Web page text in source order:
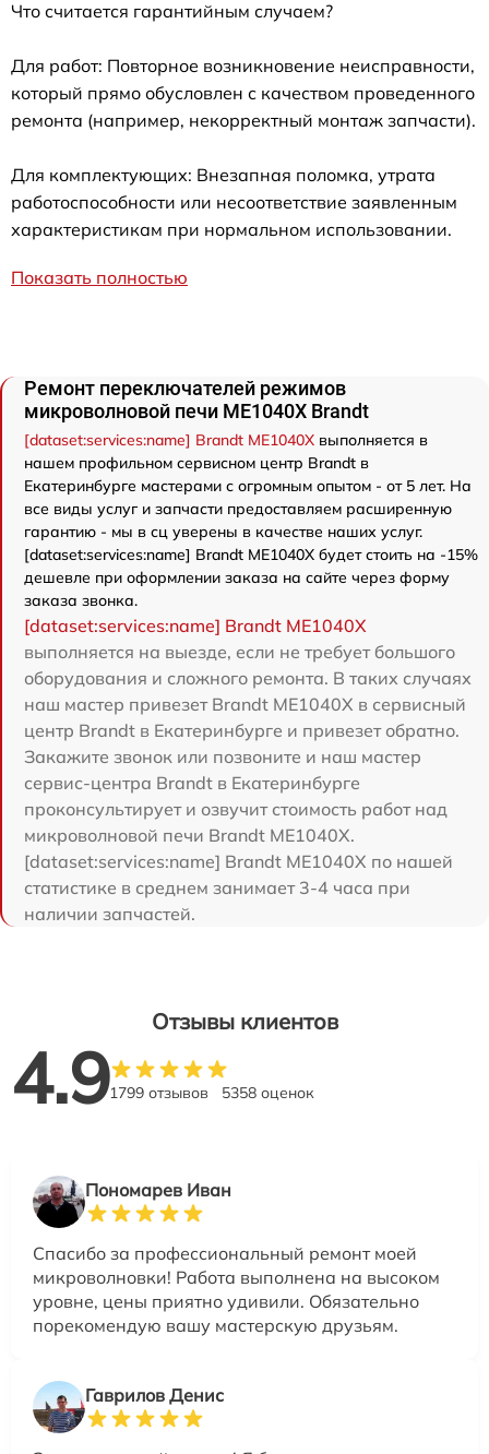
Что считается гарантийным случаем?
Для работ: Повторное возникновение неисправности,
который прямо обусловлен с качеством проведенного
ремонта (например, некорректный монтаж запчасти).
Для комплектующих: Внезапная поломка, утрата
работоспособности или несоответствие заявленным
характеристикам при нормальном использовании.
Показать полностью
Ремонт переключателей режимов
микроволновой печи ME1040X Brandt
[dataset:services:name] Brandt ME1040X выполняется в
нашем профильном сервисном центр Brandt в
Екатеринбурге мастерами с огромным опытом - от 5 лет. На
все виды услуг и запчасти предоставляем расширенную
гарантию - мы в сц уверены в качестве наших услуг.
[dataset:services:name] Brandt ME1040X будет стоить на -15%
дешевле при оформлении заказа на сайте через форму
заказа звонка.
[dataset:services:name] Brandt ME1040X
выполняется на выезде, если не требует большого
оборудования и сложного ремонта. В таких случаях
наш мастер привезет Brandt ME1040X в сервисный
центр Brandt в Екатеринбурге и привезет обратно.
Закажите звонок или позвоните и наш мастер
сервис-центра Brandt в Екатеринбурге
проконсультирует и озвучит стоимость работ над
микроволновой печи Brandt ME1040X.
[dataset:services:name] Brandt ME1040X по нашей
статистике в среднем занимает 3-4 часа при
наличии запчастей.
Отзывы клиентов
4.91799 отзывов 5358 оценок
Пономарев Иван
Спасибо за профессиональный ремонт моей
микроволновки! Работа выполнена на высоком
уровне, цены приятно удивили. Обязательно
порекомендую вашу мастерскую друзьям.
Гаврилов Денис